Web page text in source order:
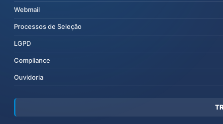
Webmail
Processos de Seleção
LGPD
Compliance
Ouvidoria